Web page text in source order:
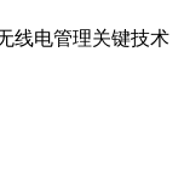
线电管理关键技术